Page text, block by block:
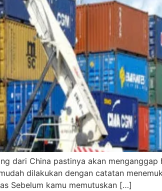
dari China pastinya akan menganggap
dilakukan dengan catatan
Sebelum kamu memutuskan […]